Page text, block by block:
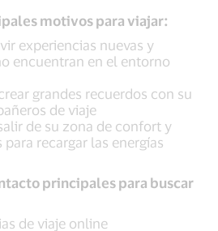
motivos para viajar:
experiencias nuevas y
encuentran en el entorno
grandes recuerdos con su
de viaje
de su zona de confort y
recargar las energías
principales para buscar
de viaje online